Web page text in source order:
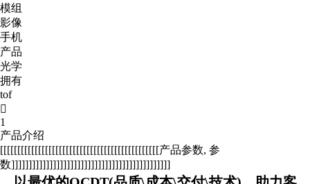
模组
影像
手机
产品
光学
拥有
tof

1
产品介绍
[[[[[[[[[[[[[[[[[[[[[[[[[[[[[[[[[[[[[[[[[[[[[[产品参数, 参
数]]]]]]]]]]]]]]]]]]]]]]]]]]]]]]]]]]]]]]]]]]]]]]